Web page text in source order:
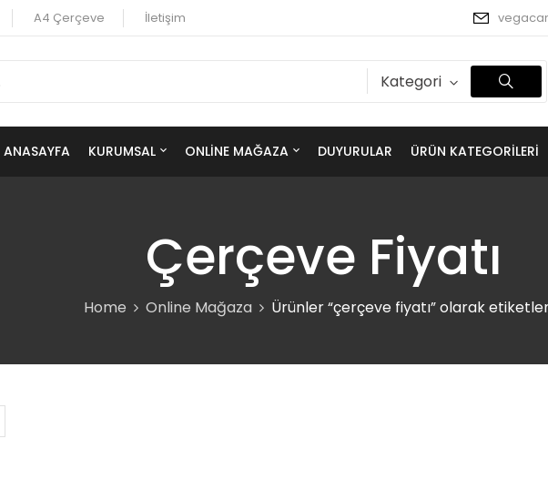
A4 Çerçeve İletişim
Kategori
ANASAYFA KURUMSAL ONLINE MAĞAZA DUYURULAR ÜRÜN KATEGORILERI
Çerçeve Fiyatı
Home Online Mağaza Ürünler “çerçeve fiyatı” olarak